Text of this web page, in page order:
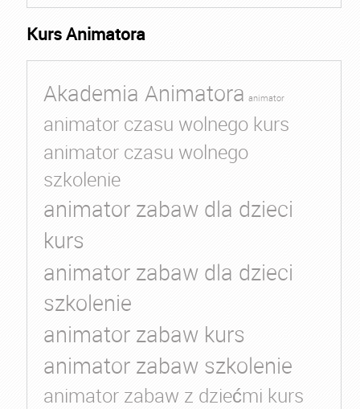
Kurs Animatora
Akademia Animatora animator
animator czasu wolnego kurs
animator czasu wolnego
szkolenie
animator zabaw dla dzieci
kurs
animator zabaw dla dzieci
szkolenie
animator zabaw kurs
animator zabaw szkolenie
animator zabaw z dziećmi kurs